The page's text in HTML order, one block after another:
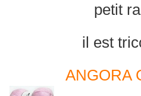
petit
il est
ANGORA